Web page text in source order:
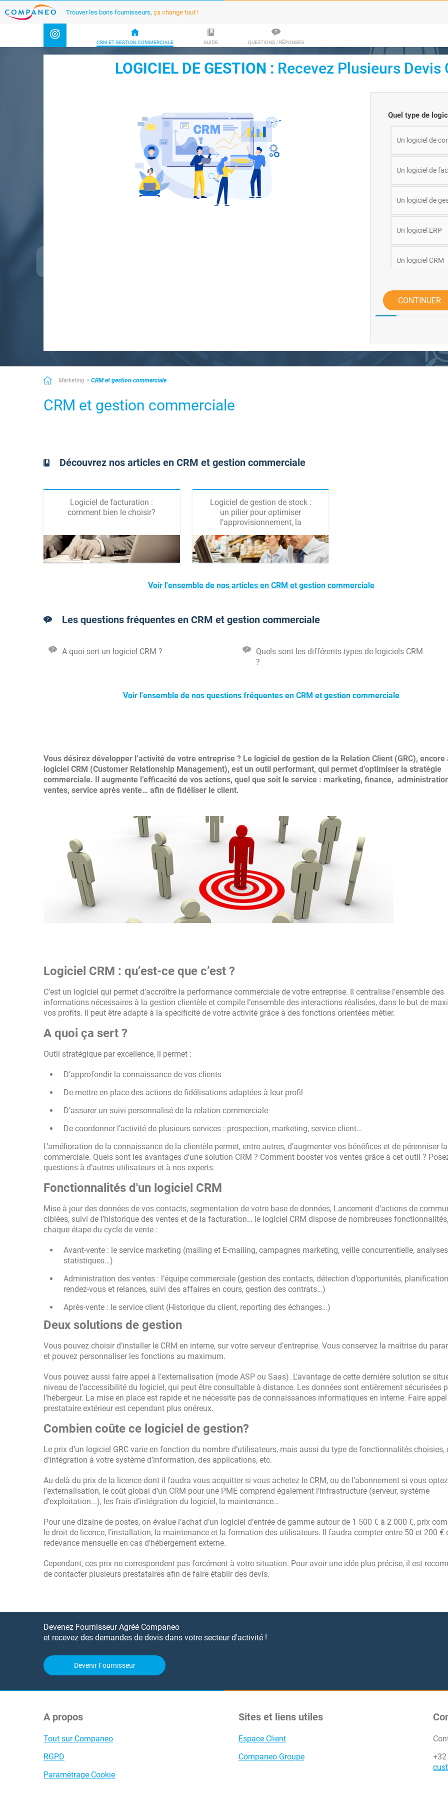
Trouver les bons fournisseurs, ça change tout !
CRM ET GESTION COMMERCIALE GUIDE QUESTIONS / RÉPONSES
LOGICIEL DE GESTION : Recevez Plusieurs Devis
Quel type de
Un logiciel de
Un logiciel de
Un logiciel de
Un logiciel ERP
Un logiciel CRM
CONTINUER
Marketing CRM et gestion commerciale
CRM et gestion commerciale
Découvrez nos articles en CRM et gestion commerciale
Logiciel de facturation :
comment bien le choisir?
Logiciel de gestion de stock :
un pilier pour optimiser
l'approvisionnement, la
Voir l'ensemble de nos articles en CRM et gestion commerciale
Les questions fréquentes en CRM et gestion commerciale
A quoi sert un logiciel CRM ?
Quels sont les différents types de logiciels CRM
?
Voir l'ensemble de nos questions fréquentes en CRM et gestion commerciale
Vous désirez développer l’activité de votre entreprise ? Le logiciel de gestion de la Relation Client (GRC), encore
logiciel CRM (Customer Relationship Management), est un outil performant, qui permet d’optimiser la stratégie
commerciale. Il augmente l’efficacité de vos actions, quel que soit le service : marketing, finance,
ventes, service après vente… afin de fidéliser le client.
Logiciel CRM : qu’est-ce que c’est ?
C’est un logiciel qui permet d’accroître la performance commerciale de votre entreprise. Il centralise l’ensemble des
informations nécessaires à la gestion clientèle et compile l’ensemble des interactions réalisées, dans le but de
vos profits. Il peut être adapté à la spécificité de votre activité grâce à des fonctions orientées métier.
A quoi ça sert ?
Outil stratégique par excellence, il permet :
D’approfondir la connaissance de vos clients
De mettre en place des actions de fidélisations adaptées à leur profil
D’assurer un suivi personnalisé de la relation commerciale
De coordonner l’activité de plusieurs services : prospection, marketing, service client…
L’amélioration de la connaissance de la clientèle permet, entre autres, d’augmenter vos bénéfices et de pérenniser
commerciale. Quels sont les avantages d’une solution CRM ? Comment booster vos ventes grâce à cet outil ?
questions à d’autres utilisateurs et à nos experts.
Fonctionnalités d'un logiciel CRM
Mise à jour des données de vos contacts, segmentation de votre base de données, Lancement d’actions de
ciblées, suivi de l’historique des ventes et de la facturation… le logiciel CRM dispose de nombreuses
chaque étape du cycle de vente :
Avant-vente : le service marketing (mailing et E-mailing, campagnes marketing, veille concurrentielle, analyses
statistiques…)
Administration des ventes : l’équipe commerciale (gestion des contacts, détection d’opportunités,
rendez-vous et relances, suivi des affaires en cours, gestion des contrats…)
Après-vente : le service client (Historique du client, reporting des échanges…)
Deux solutions de gestion
Vous pouvez choisir d’installer le CRM en interne, sur votre serveur d’entreprise. Vous conservez la maîtrise du
et pouvez personnaliser les fonctions au maximum.
Vous pouvez aussi faire appel à l’externalisation (mode ASP ou Saas). L’avantage de cette dernière solution se
niveau de l’accessibilité du logiciel, qui peut être consultable à distance. Les données sont entièrement sécurisées
l’hébergeur. La mise en place est rapide et ne nécessite pas de connaissances informatiques en interne. Faire
prestataire extérieur est cependant plus onéreux.
Combien coûte ce logiciel de gestion?
Le prix d’un logiciel GRC varie en fonction du nombre d’utilisateurs, mais aussi du type de fonctionnalités choisies,
d’intégration à votre système d’information, des applications, etc.
Au-delà du prix de la licence dont il faudra vous acquitter si vous achetez le CRM, ou de l’abonnement si vous
l’externalisation, le coût global d’un CRM pour une PME comprend également l’infrastructure (serveur, système
d’exploitation...), les frais d’intégration du logiciel, la maintenance…
Pour une dizaine de postes, on évalue l’achat d’un logiciel d’entrée de gamme autour de 1 500 € à 2 000 €, prix
le droit de licence, l’installation, la maintenance et la formation des utilisateurs. Il faudra compter entre 50 et 200 €
redevance mensuelle en cas d’hébergement externe.
Cependant, ces prix ne correspondent pas forcément à votre situation. Pour avoir une idée plus précise, il est
de contacter plusieurs prestataires afin de faire établir des devis.
Devenez Fournisseur Agréé Companeo
et recevez des demandes de devis dans votre secteur d'activité !
Devenir Fournisseur
A propos
Tout sur Companeo
RGPD
Paramétrage Cookie
Sites et liens utiles
Espace Client
Companeo Groupe